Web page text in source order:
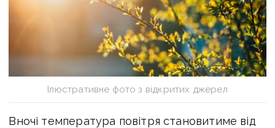
Ілюстративне фото з відкритих джерел
Вночі температура повітря становитиме від